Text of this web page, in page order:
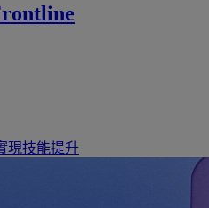
現技能提升